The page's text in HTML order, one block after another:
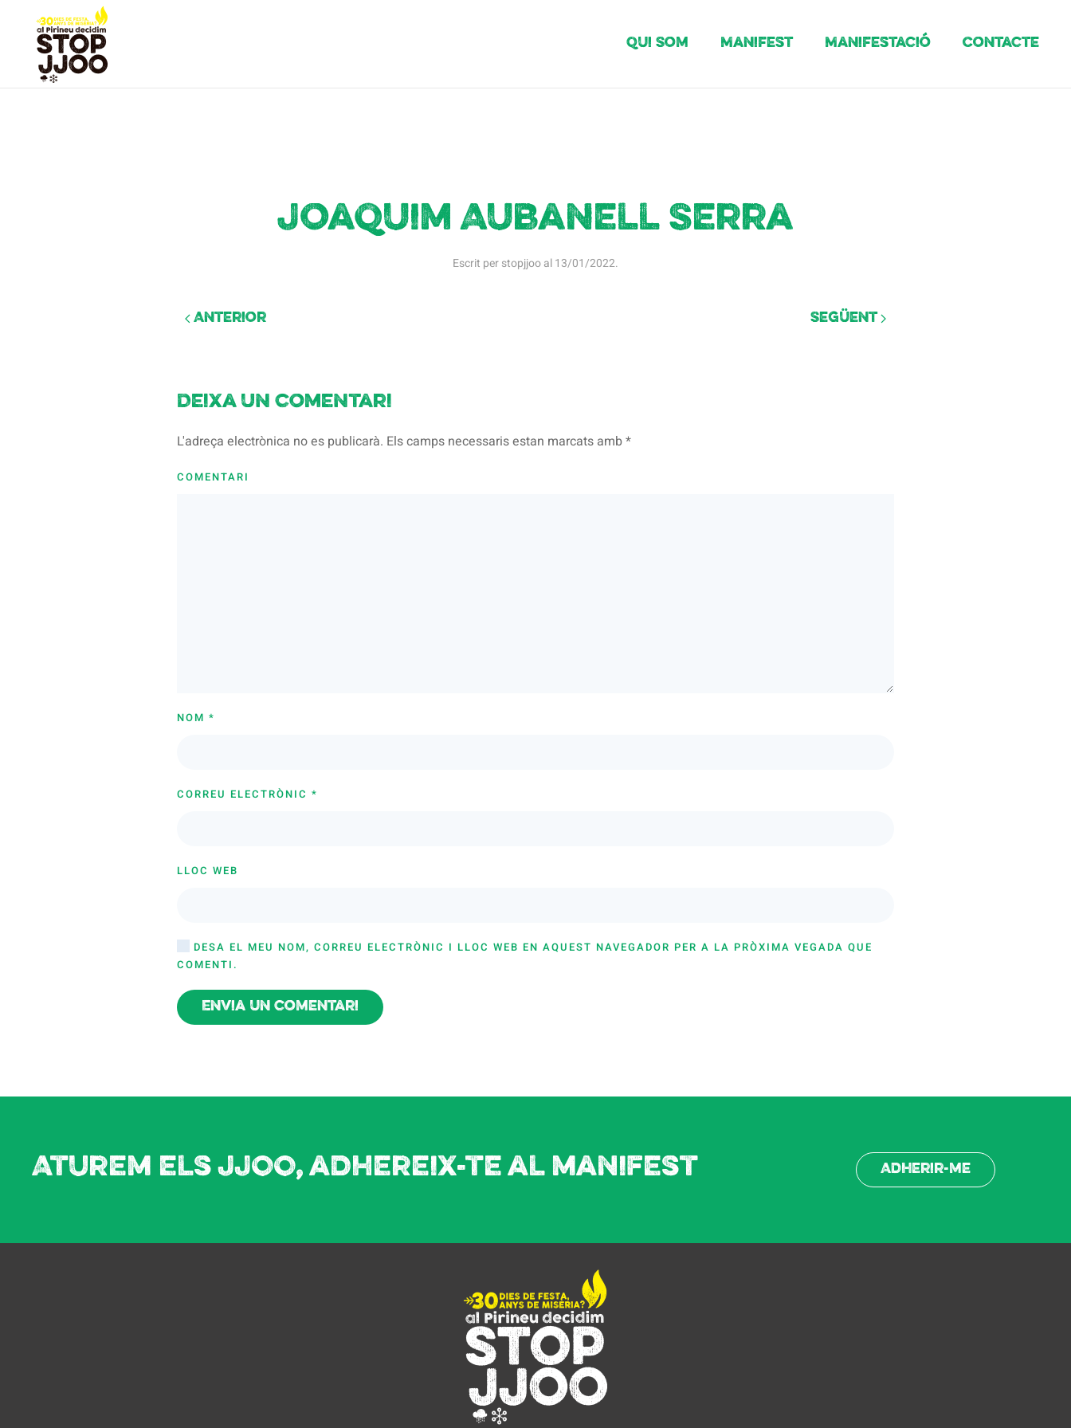
Qui Som Manifest Manifestació Contacte
Joaquim Aubanell Serra
Escrit perstopjjooal13/01/2022.
Anterior Següent
Deixa un comentari
L'adreça electrònica no es publicarà. Els camps necessaris estan marcats amb*
COMENTARI
NOM *
CORREU ELECTRÒNIC *
LLOC WEB
DESA EL MEU NOM, CORREU ELECTRÒNIC I LLOC WEB EN AQUEST NAVEGADOR PER A LA PRÒXIMA VEGADA QUE
COMENTI.
Envia un comentari
Aturem els JJOO, adhereix-te al manifest Adherir-me